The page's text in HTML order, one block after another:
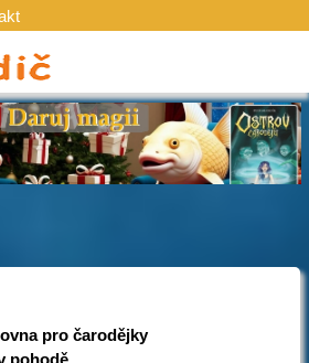
pro čarodějky
pohodě